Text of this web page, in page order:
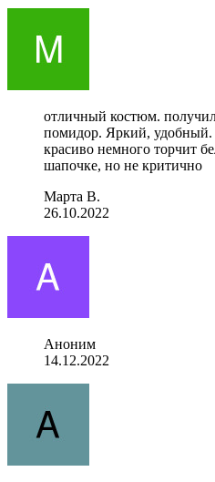
отличный костюм.
помидор. Яркий, удобный.
красиво немного торчит
шапочке, но не критично
Марта В.
26.10.2022
Аноним
14.12.2022